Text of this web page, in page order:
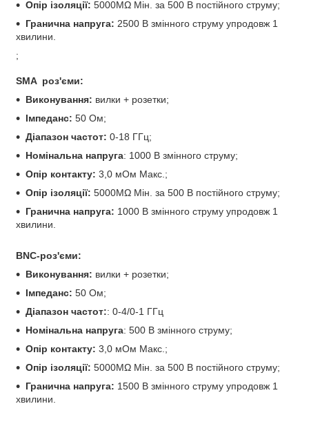
Опір ізоляції: 5000MΩ Мін. за 500 В постійного струму;
Гранична напруга: 2500 В змінного струму упродовж 1
хвилини.
;
SMA роз'єми:
Виконування: вилки + розетки;
Імпеданс: 50 Ом;
Діапазон частот: 0-18 ГГц;
Номінальна напруга: 1000 В змінного струму;
Опір контакту: 3,0 мОм Макс.;
Опір ізоляції: 5000MΩ Мін. за 500 В постійного струму;
Гранична напруга: 1000 В змінного струму упродовж 1
хвилини.
BNC-роз'єми:
Виконування: вилки + розетки;
Імпеданс: 50 Ом;
Діапазон частот:: 0-4/0-1 ГГц
Номінальна напруга: 500 В змінного струму;
Опір контакту: 3,0 мОм Макс.;
Опір ізоляції: 5000MΩ Мін. за 500 В постійного струму;
Гранична напруга: 1500 В змінного струму упродовж 1
хвилини.